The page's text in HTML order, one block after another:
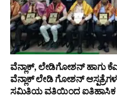
ವೆನ್ಲಾಕ್, ಲೇಡಿಗೋಶನ್ ಹಾಗು
ವೆನ್ಲಾಕ್ ಲೇಡಿ ಗೋಶನ್
ಸಮಿತಿಯ ವತಿಯಿಂದ ಐತಿಹಾಸಿಕ